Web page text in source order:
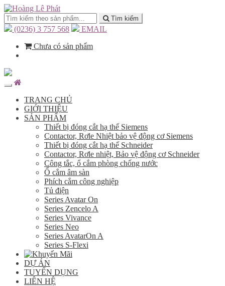
Tìm kiếm
(0236) 3 757 568
EMAIL
Chưa có sản phẩm
TRANG CHỦ
GIỚI THIỆU
SẢN PHẨM
Thiết bị đóng cắt hạ thế Siemens
Contactor, Rơle Nhiệt bảo vệ động cơ Siemens
Thiết bị đóng cắt hạ thế Schneider
Contactor, Rơle nhiệt, Bảo vệ động cơ Schneider
Công tắc, ổ cắm phòng chống nước
Ổ cắm âm sàn
Phích cắm công nghiệp
Tủ điện
Series Avatar On
Series Zencelo A
Series Vivance
Series Neo
Series AvatarOn A
Series S-Flexi
DỰ ÁN
TUYỂN DỤNG
LIÊN HỆ